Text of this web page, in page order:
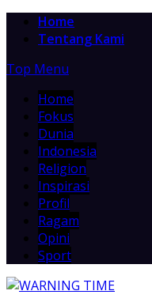
Home
Tentang Kami
Top Menu
Home
Fokus
Dunia
Indonesia
Religion
Inspirasi
Profil
Ragam
Opini
Sport